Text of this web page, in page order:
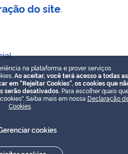
do site.
na plataforma e prover serviços
Ao aceitar, você terá acesso a todas as
em "Rejeitar Cookies", os cookies que
serão desativados. Para escolher quais
Saiba mais em nossa Declaração
Cookies
cookies